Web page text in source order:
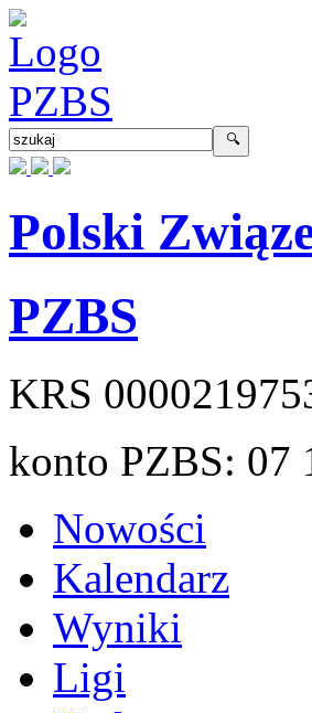
Polski
PZBS
KRS
konto PZBS: 07
Nowości
Kalendarz
Wyniki
Ligi